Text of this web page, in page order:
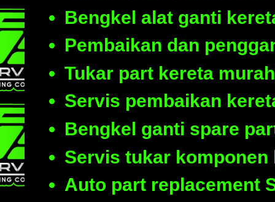
Bengkel alat ganti
Pembaikan dan
Tukar part kereta
Servis pembaikan
Bengkel ganti spare
Servis tukar komponen
Auto part replacement